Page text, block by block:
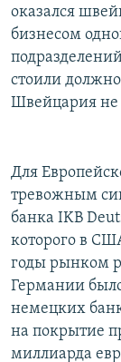
оказался
бизнесом
стоили
Швейцария не
Для
тревожным
банка IKB
которого в
годы рынком
Германии
немецких
на покрытие
миллиарда